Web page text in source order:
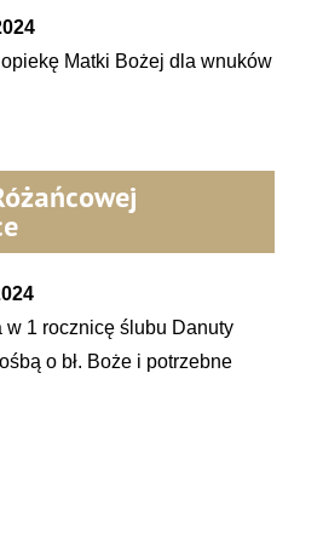
Matki Bożej dla wnuków
1 rocznicę ślubu Danuty
o bł. Boże i potrzebne